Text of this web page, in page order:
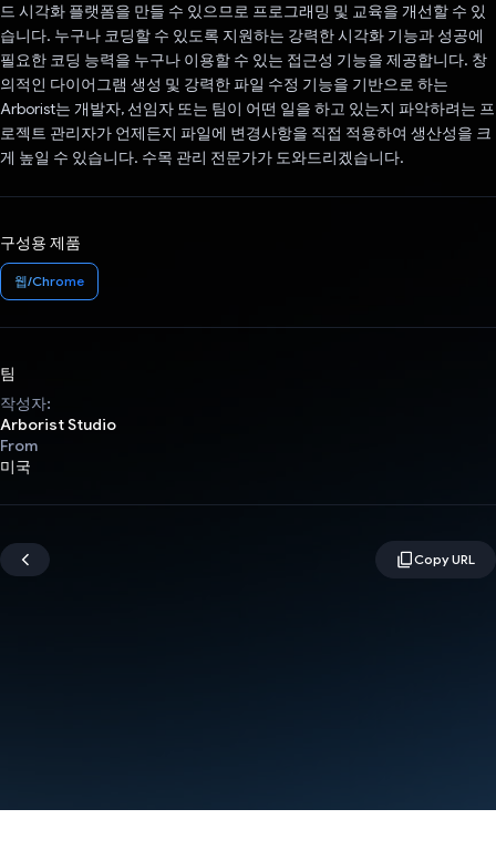
드 시각화 플랫폼을 만들 수 있으므로 프로그래밍 및 교육을 개선할 수 있
습니다. 누구나 코딩할 수 있도록 지원하는 강력한 시각화 기능과 성공에
필요한 코딩 능력을 누구나 이용할 수 있는 접근성 기능을 제공합니다. 창
의적인 다이어그램 생성 및 강력한 파일 수정 기능을 기반으로 하는
Arborist는 개발자, 선임자 또는 팀이 어떤 일을 하고 있는지 파악하려는 프
로젝트 관리자가 언제든지 파일에 변경사항을 직접 적용하여 생산성을 크
게 높일 수 있습니다. 수목 관리 전문가가 도와드리겠습니다.
구성용 제품
웹/Chrome
팀
작성자:
Arborist Studio
From
미국